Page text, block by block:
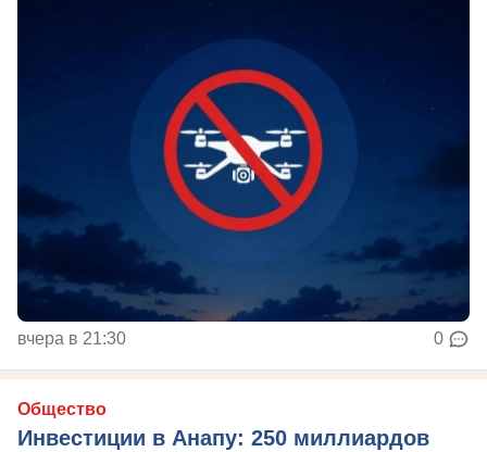
вчера в 21:30 0
Общество
Инвестиции в Анапу: 250 миллиардов